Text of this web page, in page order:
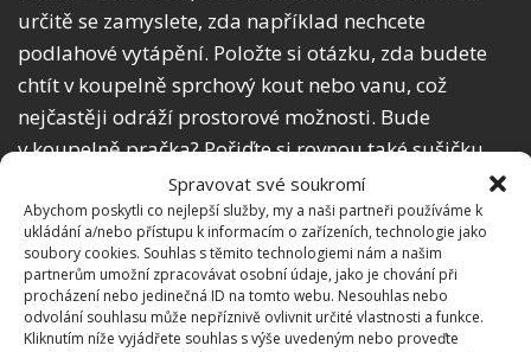
Spravovat své soukromí
Abychom poskytli co nejlepší služby, my a naši partneři používáme k
ukládání a/nebo přístupu k informacím o zařízeních, technologie jako
soubory cookies. Souhlas s těmito technologiemi nám a našim
partnerům umožní zpracovávat osobní údaje, jako je chování při
procházení nebo jedinečná ID na tomto webu. Nesouhlas nebo
odvolání souhlasu může nepříznivě ovlivnit určité vlastnosti a funkce.
Kliknutím níže vyjádřete souhlas s výše uvedeným nebo proveďte
určitě se zamyslete, zda například nechcete
podlahové vytápění. Položte si otázku, zda budete
chtít v koupelně sprchový kout nebo vanu, což
nejčastěji odráží prostorové možnosti. Bude
v koupelně pračka? Pořiďte si rovnou také sušičku,
která dnes do moderní koupelny patří.
Technické zázemí
Velmi důležité je také technické zázemí celé
koupelny. Zvažte, zda chcete průtokový ohřívač vody